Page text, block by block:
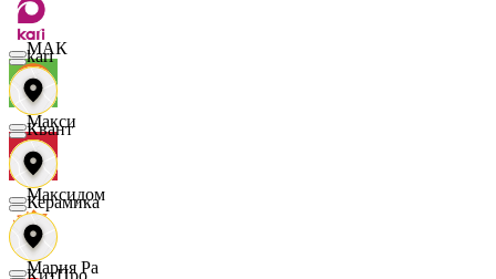
МАК
Макси
Максидом
Мария Ра
kari
Квант
Керамика
КитПро